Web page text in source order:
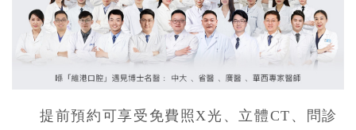
提前預約可享受免費照X光、立體CT、問診